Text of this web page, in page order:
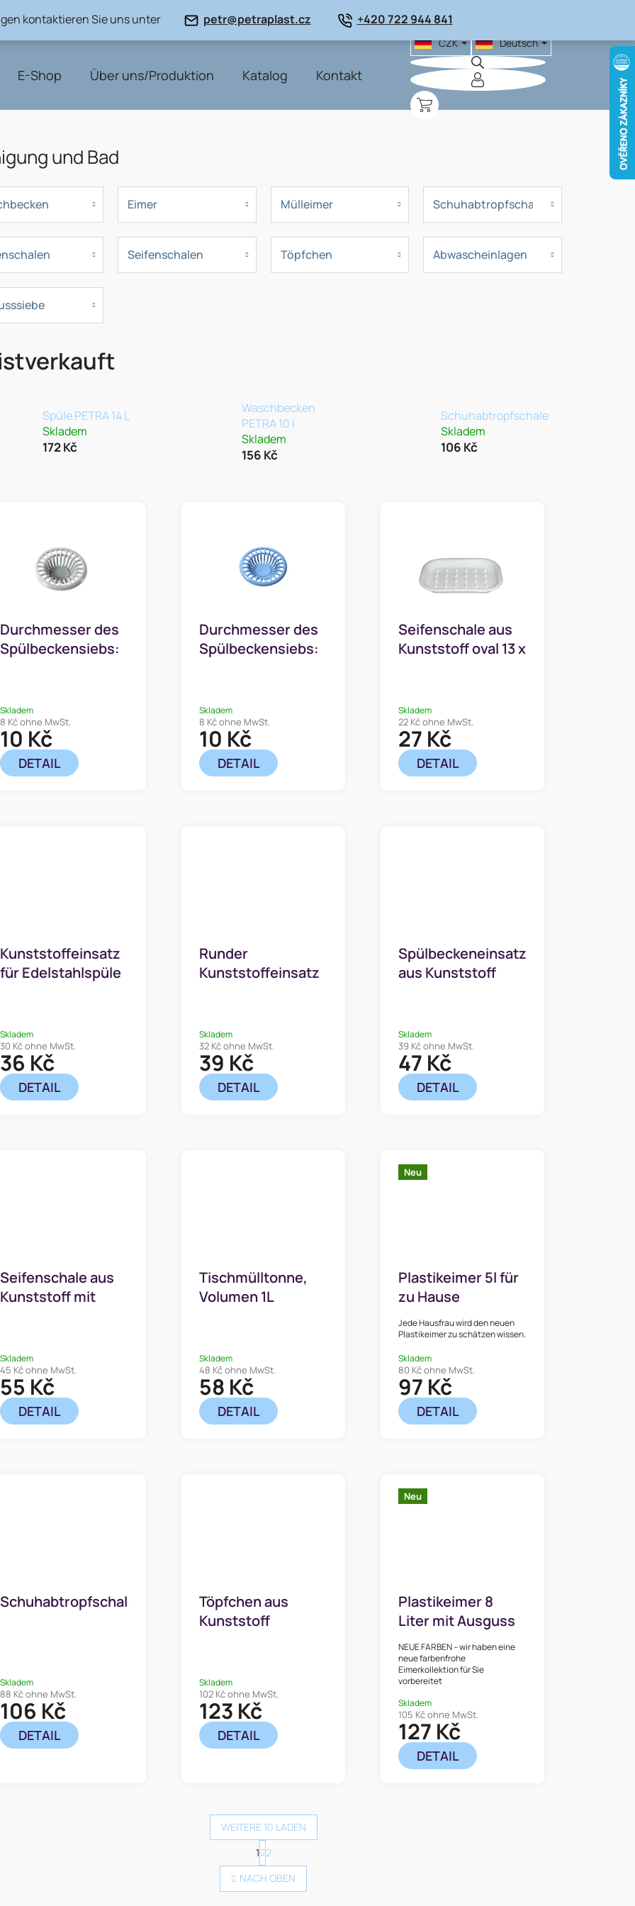
kontaktieren Sie uns unter petr@petraplast.cz +420 722 944 841
E-Shop Über uns/Produktion Katalog Kontakt
CZK Deutsch
WARENKORB
und Bad
Eimer Mülleimer Schuhabtropfschale
Seifenschalen Töpfchen Abwascheinlagen
Spüle PETRA 14 L
Skladem
172 Kč
Waschbecken
PETRA 10 l
Skladem
156 Kč
Schuhabtropfschale
Skladem
106 Kč
Durchmesser des
Spülbeckensiebs:
Skladem
8 Kč ohne MwSt.
10 Kč
DETAIL
Durchmesser des
Spülbeckensiebs:
Skladem
8 Kč ohne MwSt.
10 Kč
DETAIL
Seifenschale aus
Kunststoff oval 13 x
Skladem
22 Kč ohne MwSt.
27 Kč
DETAIL
Kunststoffeinsatz
für Edelstahlspüle
Skladem
30 Kč ohne MwSt.
36 Kč
DETAIL
Runder
Kunststoffeinsatz
cm
Skladem
32 Kč ohne MwSt.
39 Kč
DETAIL
Spülbeckeneinsatz
aus Kunststoff
Skladem
39 Kč ohne MwSt.
47 Kč
DETAIL
Seifenschale aus
Kunststoff mit
Skladem
45 Kč ohne MwSt.
55 Kč
DETAIL
Tischmülltonne,
Volumen 1L
Skladem
48 Kč ohne MwSt.
58 Kč
DETAIL
Neu
Plastikeimer 5l für
zu Hause
Jede Hausfrau wird den neuen
Plastikeimer zu schätzen wissen.
Skladem
80 Kč ohne MwSt.
97 Kč
DETAIL
Schuhabtropfschale
Skladem
88 Kč ohne MwSt.
106 Kč
DETAIL
Töpfchen aus
Kunststoff
Skladem
102 Kč ohne MwSt.
123 Kč
DETAIL
Neu
Plastikeimer 8
Liter mit Ausguss
für zu Hause
NEUE FARBEN – wir haben eine
neue farbenfrohe
Eimerkollektion für Sie
vorbereitet
Skladem
105 Kč ohne MwSt.
127 Kč
DETAIL
S
t
e
WEITERE 10 LADEN
P
a
g
i
1 2
NACH OBEN